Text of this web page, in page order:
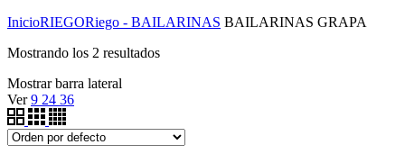
InicioRIEGORiego - BAILARINAS BAILARINAS GRAPA
Mostrando los 2 resultados
Mostrar barra lateral
Ver 9 24 36